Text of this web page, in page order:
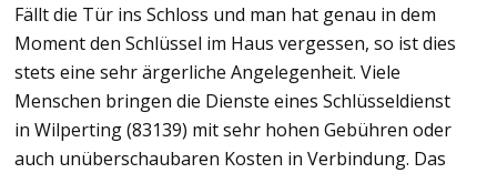
Fällt die Tür ins Schloss und man hat genau in dem
Moment den Schlüssel im Haus vergessen, so ist dies
stets eine sehr ärgerliche Angelegenheit. Viele
Menschen bringen die Dienste eines Schlüsseldienst
in Wilperting (83139) mit sehr hohen Gebühren oder
auch unüberschaubaren Kosten in Verbindung. Das